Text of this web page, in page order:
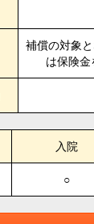
補償の対象
は保険
入院
○